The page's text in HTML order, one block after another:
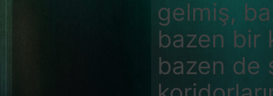
gelmiş,
bazen bir
bazen de